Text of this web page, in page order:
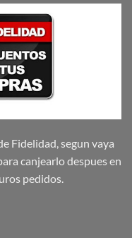
Fidelidad, segun vaya
canjearlo despues en
pedidos.